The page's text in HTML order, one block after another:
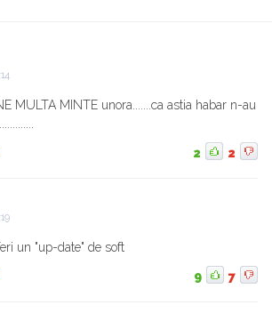
MULTA MINTE unora.......ca astia habar n-au
2 2
un "up-date" de soft
9 7